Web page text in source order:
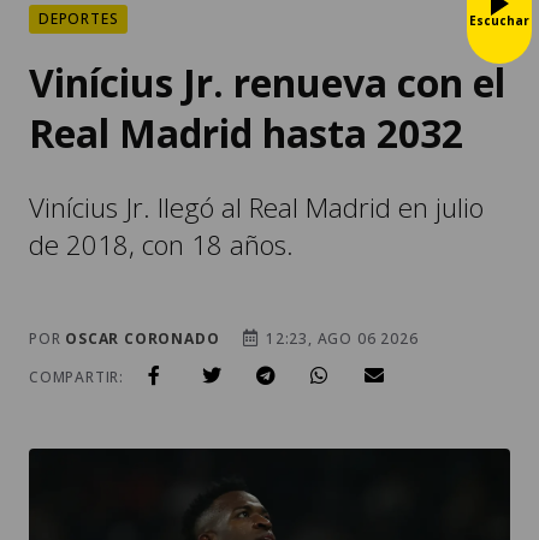
DEPORTES
Vinícius Jr. renueva con el
Real Madrid hasta 2032
Vinícius Jr. llegó al Real Madrid en julio
de 2018, con 18 años.
POR OSCAR CORONADO
12:23, AGO 06 2026
COMPARTIR:
Escuchar